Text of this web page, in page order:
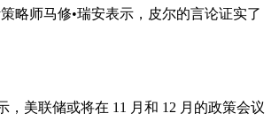
略师马修•瑞安表示，皮尔的言论证实了
美联储或将在 11 月和 12 月的政策会议